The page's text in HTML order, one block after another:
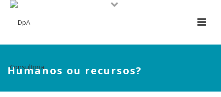
Humanos ou recursos?